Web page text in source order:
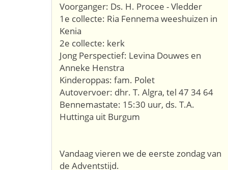
Voorganger: Ds. H. Procee - Vledder
1e collecte: Ria Fennema weeshuizen in
Kenia
2e collecte: kerk
Jong Perspectief: Levina Douwes en
Anneke Henstra
Kinderoppas: fam. Polet
Autovervoer: dhr. T. Algra, tel 47 34 64
​Bennemastate: 15:30 uur, ds. T.A.
Huttinga uit Burgum
Vandaag vieren we de eerste zondag van
de Adventstijd.